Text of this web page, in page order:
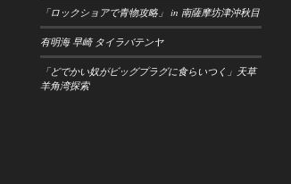
「ロックショアで青物攻略」 in 南薩摩坊津沖秋目
有明海 早崎 タイラバテンヤ
「どでかい奴がビッグプラグに食らいつく」天草
羊角湾探索